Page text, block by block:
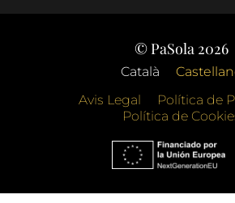
© PaSola 2026
Català
Avis Legal
Política de
Política de